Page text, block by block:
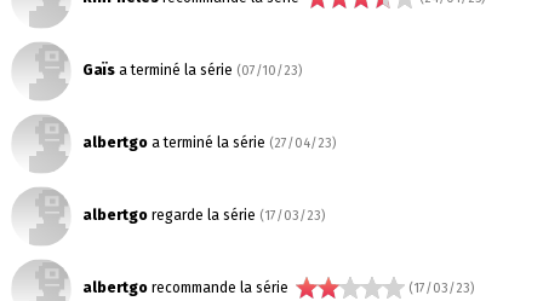
Gaïsa terminé la série (07/10/23)
albertgoa terminé la série (27/04/23)
albertgoregarde la série (17/03/23)
albertgorecommande la série (17/03/23)